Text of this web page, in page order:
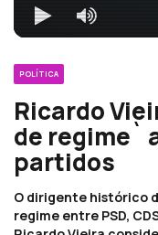
POLÍTICA
Ricardo
de regime`
partidos
O dirigente histórico
regime entre PSD,